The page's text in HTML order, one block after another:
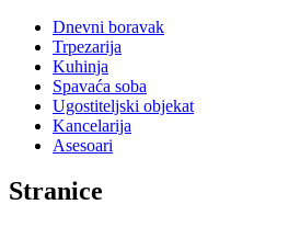
Dnevni boravak
Trpezarija
Kuhinja
Spavaća soba
Ugostiteljski objekat
Kancelarija
Asesoari
Stranice